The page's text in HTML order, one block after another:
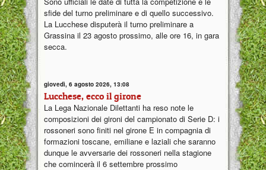
sfide del turno preliminare e di quello successivo.
La Lucchese disputerà il turno preliminare a
Grassina il 23 agosto prossimo, alle ore 16, in gara
secca.
giovedì, 6 agosto 2026, 13:08
Lucchese, ecco il girone
La Lega Nazionale Dilettanti ha reso note le
composizioni dei gironi del campionato di Serie D: i
rossoneri sono finiti nel girone E in compagnia di
formazioni toscane, emiliane e laziali che saranno
dunque le avversarie dei rossoneri nella stagione
che comincerà il 6 settembre prossimo